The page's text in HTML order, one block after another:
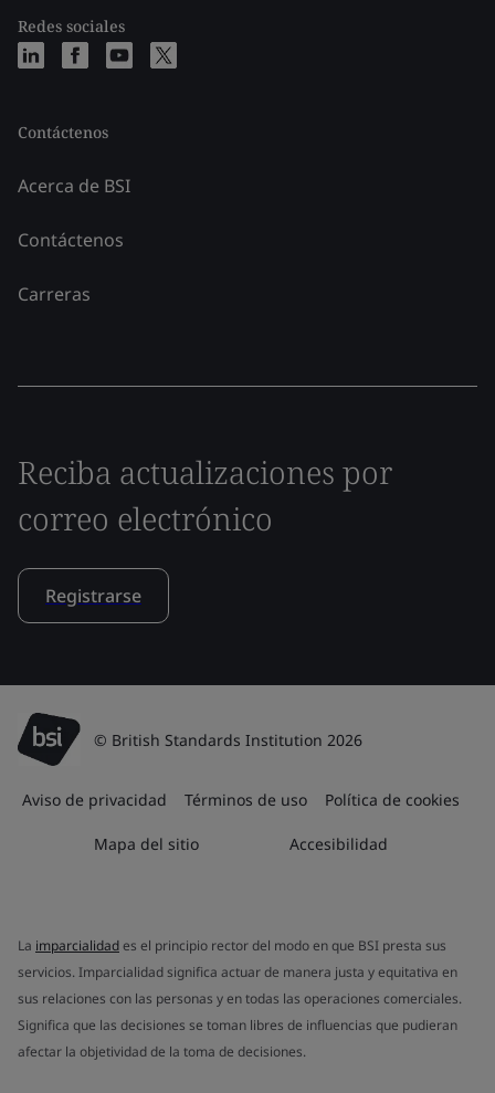
Redes sociales
Contáctenos
Acerca de BSI
Contáctenos
Carreras
Reciba actualizaciones por
correo electrónico
Registrarse
© British Standards Institution 2026
Aviso de privacidad Términos de uso Política de cookies
Mapa del sitio Accesibilidad
La imparcialidades el principio rector del modo en que BSI presta sus
servicios. Imparcialidad significa actuar de manera justa y equitativa en
sus relaciones con las personas y en todas las operaciones comerciales.
Significa que las decisiones se toman libres de influencias que pudieran
afectar la objetividad de la toma de decisiones.